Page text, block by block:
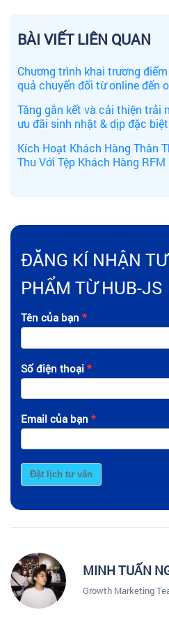
BÀI VIẾT LIÊN QUAN
Chương trình khai trương
quả chuyển đổi từ online đến
Tăng gắn kết và cải thiện trải
ưu đãi sinh nhật & dịp đặc biệt
Kích Hoạt Khách Hàng Thân
Thu Với Tệp Khách Hàng RFM
ĐĂNG KÍ NHẬN
PHẨM TỪ HUB-JS
Tên của bạn
Số điện thoại
Email của bạn
Đặt lịch tư vấn
MINH TUẤN
Growth Marketing